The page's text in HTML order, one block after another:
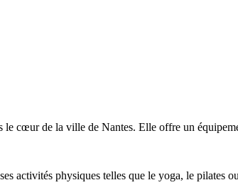
cœur de la ville de Nantes. Elle offre un
activités physiques telles que le yoga, le pilates